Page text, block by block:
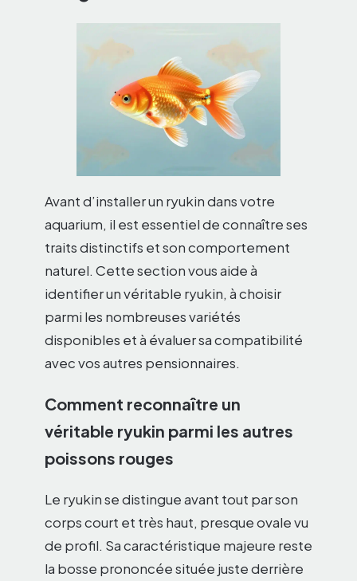
Avant d’installer un ryukin dans votre
aquarium, il est essentiel de connaître ses
traits distinctifs et son comportement
naturel. Cette section vous aide à
identifier un véritable ryukin, à choisir
parmi les nombreuses variétés
disponibles et à évaluer sa compatibilité
avec vos autres pensionnaires.
Comment reconnaître un
véritable ryukin parmi les autres
poissons rouges
Le ryukin se distingue avant tout par son
corps court et très haut, presque ovale vu
de profil. Sa caractéristique majeure reste
la bosse prononcée située juste derrière